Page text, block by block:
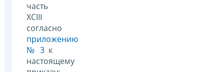
часть
XCIII
согласно
приложению
№ 3 к
настоящему